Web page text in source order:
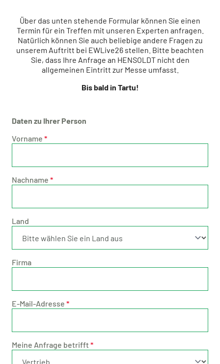
Über das unten stehende Formular können Sie einen
Termin für ein Treffen mit unseren Experten anfragen.
Natürlich können Sie auch beliebige andere Fragen zu
unserem Auftritt bei EWLive26 stellen. Bitte beachten
Sie, dass Ihre Anfrage an HENSOLDT nicht den
allgemeinen Eintritt zur Messe umfasst.
Bis bald in Tartu!
Daten zu Ihrer Person
Vorname *
Nachname *
Land
Firma
E-Mail-Adresse *
Meine Anfrage betrifft *